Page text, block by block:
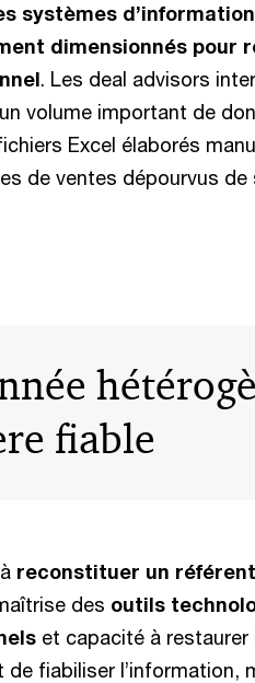
systèmes
dimensionnés pour
. Les deal advisors
volume important de
Excel élaborés
de ventes dépourvus
fiable
reconstituer un
des outils
et capacité à restaurer
de fiabiliser l’information,